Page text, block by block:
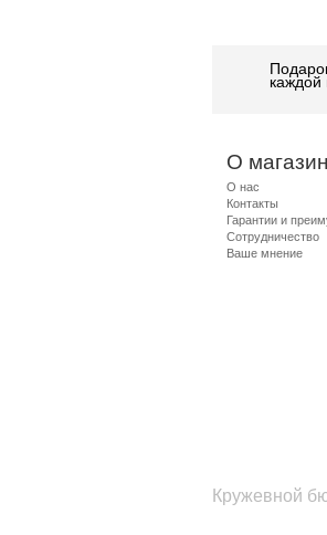
Кружевной
каждой
О
О нас
Контакты
Гарантии и
Сотрудничество
Ваше мнение